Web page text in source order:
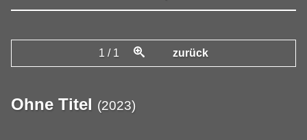
1 / 1 zurück
Ohne Titel (2023)